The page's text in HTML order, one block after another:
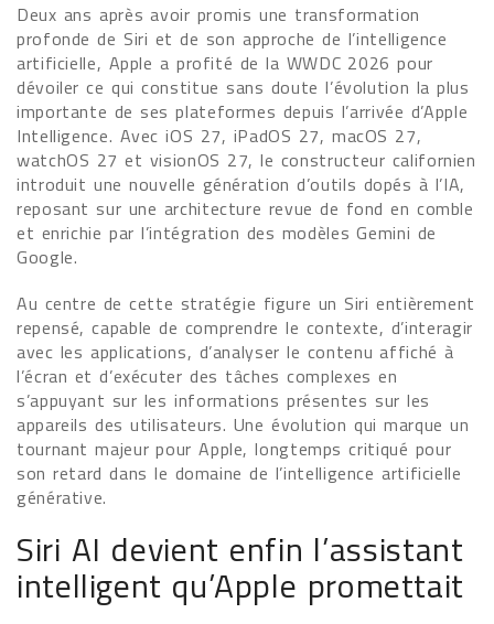
Deux ans après avoir promis une transformation
profonde de Siri et de son approche de l’intelligence
artificielle, Apple a profité de la WWDC 2026 pour
dévoiler ce qui constitue sans doute l’évolution la plus
importante de ses plateformes depuis l’arrivée d’Apple
Intelligence. Avec iOS 27, iPadOS 27, macOS 27,
watchOS 27 et visionOS 27, le constructeur californien
introduit une nouvelle génération d’outils dopés à l’IA,
reposant sur une architecture revue de fond en comble
et enrichie par l’intégration des modèles Gemini de
Google.
Au centre de cette stratégie figure un Siri entièrement
repensé, capable de comprendre le contexte, d’interagir
avec les applications, d’analyser le contenu affiché à
l’écran et d’exécuter des tâches complexes en
s’appuyant sur les informations présentes sur les
appareils des utilisateurs. Une évolution qui marque un
tournant majeur pour Apple, longtemps critiqué pour
son retard dans le domaine de l’intelligence artificielle
générative.
Siri AI devient enfin l’assistant
intelligent qu’Apple promettait